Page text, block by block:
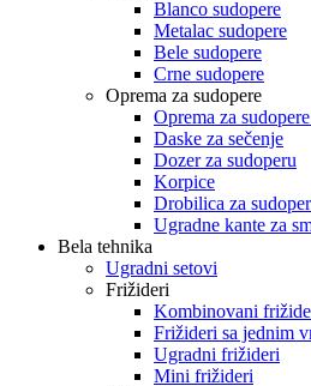
Blanco sudopere
Metalac sudopere
Bele sudopere
Crne sudopere
Oprema za sudopere
Oprema za
Daske za sečenje
Dozer za sudoperu
Korpice
Drobilica za
Ugradne kante za
Bela tehnika
Ugradni setovi
Frižideri
Kombinovani
Frižideri sa jednim
Ugradni frižideri
Mini frižideri